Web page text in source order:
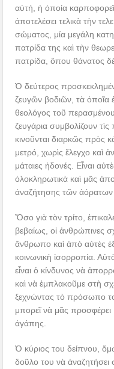
αὐτή, ἡ ὁποία
ἀποτελέσει τελικὰ τὴν
σώματος, μία μεγάλη
πατρίδα της καὶ τὴν
πατρίδα, ὅπου θάνατος
Ὁ δεύτερος
ζευγῶν βοδιῶν, τὰ ὁποῖα
θεολόγος τοῦ
ζευγάρια συμβολίζουν
κινοῦνται διαρκῶς πρὸς
μετρό, χωρὶς ἔλεγχο καὶ
μάταιες ἡδονές. Εἶναι
ὁλοκληρωτικὰ καὶ μᾶς
ἀναζήτησης τῶν
Ὅσο γιὰ τὸν τρίτο,
βεβαίως, οἱ ἀνθρώπινες
ἄνθρωπο καὶ ἀπὸ αὐτὲς
κοινωνικὴ ἰσορροπία.
εἶναι ὁ κίνδυνος νὰ
καὶ νὰ ἐμπλακοῦμε στὴ
ξεχνώντας τὸ πρόσωπο
μπορεῖ νὰ μᾶς προσφέρει
ἀγάπης.
Ὁ κύριος του δείπνου,
δοῦλο του νὰ ἀναζητήσει